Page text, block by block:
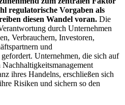
regulatorische Vorgaben als
diesen Wandel voran. Die
durch Unternehmen
Verbrauchern, Investoren,
und
Unternehmen, die sich auf
ihres Handelns, erschließen sich
Risiken und sichern so den